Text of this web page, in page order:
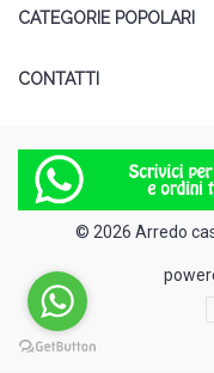
CATEGORIE POPOLARI
CONTATTI
© 2026 Arredo